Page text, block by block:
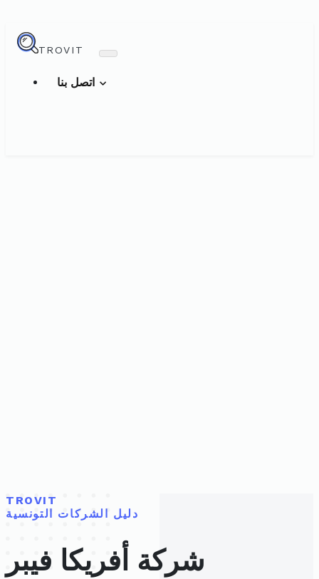
TROVIT
TROVIT
دليل الشركات التونسية
شركة أفريكا فيبر